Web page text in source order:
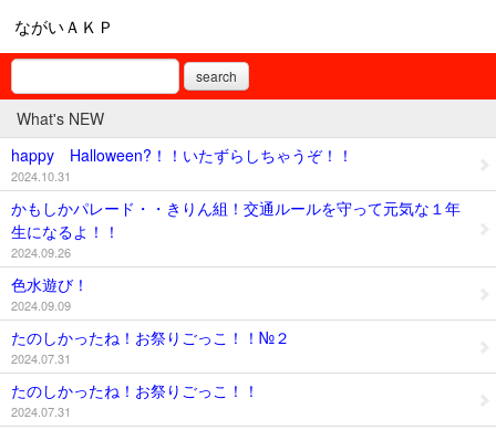
ながいＡＫＰ
search
What's NEW
happy Halloween?！！いたずらしちゃうぞ！！
2024.10.31
かもしかパレード・・きりん組！交通ルールを守って元気な１年
生になるよ！！
2024.09.26
色水遊び！
2024.09.09
たのしかったね！お祭りごっこ！！№２
2024.07.31
たのしかったね！お祭りごっこ！！
2024.07.31